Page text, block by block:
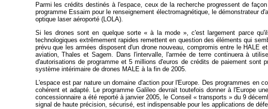
Parmi les crédits destinés à l'espace, ceux de la recherche progressent de
programme Essaim pour le renseignement électromagnétique, le démonstrateur
optique laser aéroporté (LOLA).
Si les drones sont en quelque sorte « à la mode », c'est largement parce
technologiques extrêmement rapides remettent en question des éléments qui
prévu que les armées disposent d'un drone nouveau, compromis entre le HALE
aviation, Thales et Sagem. Dans l'intervalle, l'armée de terre continuera à
d'autorisations de programme et 5 millions d'euros de crédits de paiement
système intérimaire de drones MALE à la fin de 2005.
L'espace est par nature un domaine d'action pour l'Europe. Des programmes
cohérent et adapté. Le programme Galileo devrait toutefois donner à l'Europe
concessionnaire a été reporté à janvier 2005, le Conseil « transports » du 9
signal de haute précision, sécurisé, est indispensable pour les applications de